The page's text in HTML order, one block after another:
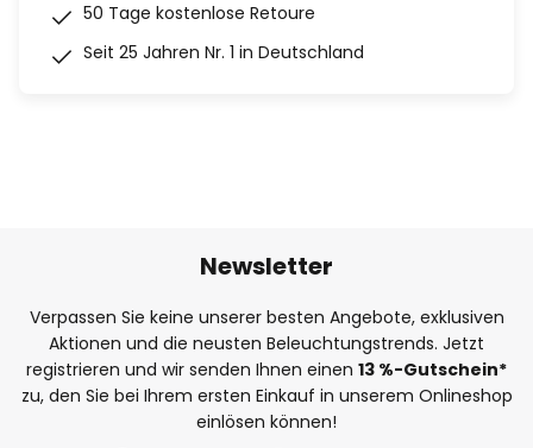
50 Tage kostenlose Retoure
Seit 25 Jahren Nr. 1 in Deutschland
Newsletter
Verpassen Sie keine unserer besten Angebote, exklusiven
Aktionen und die neusten Beleuchtungstrends. Jetzt
registrieren und wir senden Ihnen einen 13 %-Gutschein*
zu, den Sie bei Ihrem ersten Einkauf in unserem Onlineshop
einlösen können!